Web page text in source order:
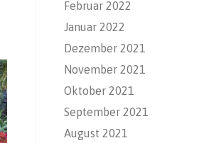
Februar 2022
Januar 2022
Dezember 2021
November 2021
Oktober 2021
September 2021
August 2021